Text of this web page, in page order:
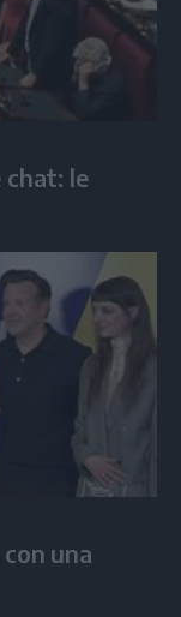
chat: le
una